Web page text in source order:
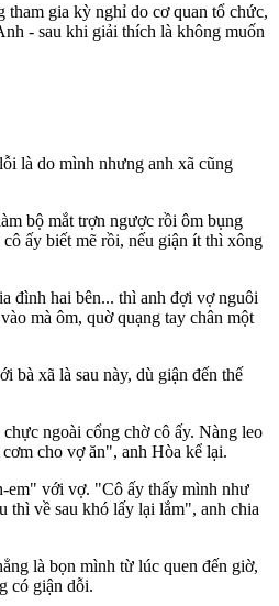
gia kỳ nghỉ do cơ quan tổ chức,
- sau khi giải thích là không muốn
là do mình nhưng anh xã cũng
bộ mắt trợn ngược rồi ôm bụng
ấy biết mẽ rồi, nếu giận ít thì xông
đình hai bên... thì anh đợi vợ nguôi
mà ôm, quờ quạng tay chân một
bà xã là sau này, dù giận đến thế
ngoài cổng chờ cô ấy. Nàng leo
cho vợ ăn", anh Hòa kể lại.
em" với vợ. "Cô ấy thấy mình như
thì về sau khó lấy lại lắm", anh chia
là bọn mình từ lúc quen đến giờ,
có giận dỗi.